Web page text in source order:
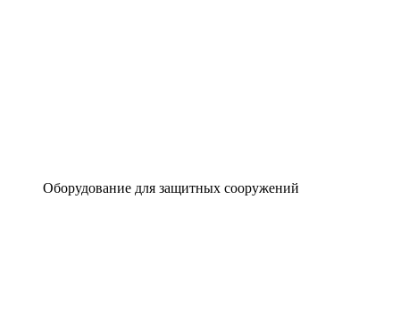
Оборудование для защитных сооружений